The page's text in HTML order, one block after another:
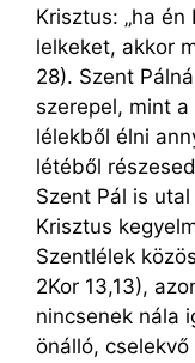
Krisztus: „ha
lelkeket, akkor
28). Szent
szerepel, mint
lélekből élni
létéből
Szent Pál is
Krisztus
Szentlélek
2Kor 13,13),
nincsenek nála
önálló,